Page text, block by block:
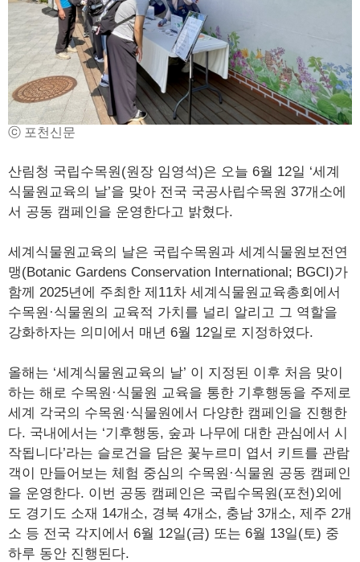
ⓒ 포천신문
산림청 국립수목원(원장 임영석)은 오늘 6월 12일 ‘세계
식물원교육의 날’을 맞아 전국 국공사립수목원 37개소에
서 공동 캠페인을 운영한다고 밝혔다.
세계식물원교육의 날은 국립수목원과 세계식물원보전연
맹(Botanic Gardens Conservation International; BGCI)가
함께 2025년에 주최한 제11차 세계식물원교육총회에서
수목원·식물원의 교육적 가치를 널리 알리고 그 역할을
강화하자는 의미에서 매년 6월 12일로 지정하였다.
올해는 ‘세계식물원교육의 날’ 이 지정된 이후 처음 맞이
하는 해로 수목원·식물원 교육을 통한 기후행동을 주제로
세계 각국의 수목원·식물원에서 다양한 캠페인을 진행한
다. 국내에서는 ‘기후행동, 숲과 나무에 대한 관심에서 시
작됩니다’라는 슬로건을 담은 꽃누르미 엽서 키트를 관람
객이 만들어보는 체험 중심의 수목원·식물원 공동 캠페인
을 운영한다. 이번 공동 캠페인은 국립수목원(포천)외에
도 경기도 소재 14개소, 경북 4개소, 충남 3개소, 제주 2개
소 등 전국 각지에서 6월 12일(금) 또는 6월 13일(토) 중
하루 동안 진행된다.